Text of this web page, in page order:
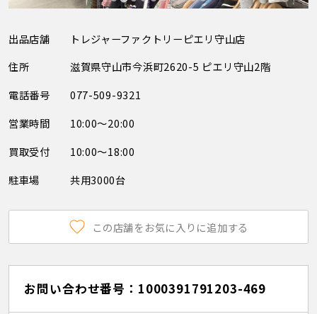
出品店舗
トレジャーファクトリーピエリ守山店
住所
滋賀県守山市今浜町2620-5 ピエリ守山2階
電話番号
077-509-9321
営業時間
10:00～20:00
買取受付
10:00～18:00
駐車場
共用3000台
この店舗をお気に入りに追加する
お問い合わせ番号：1000391791203-469